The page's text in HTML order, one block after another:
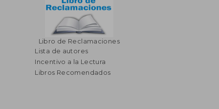
Libro de Reclamaciones
Lista de autores
Incentivo a la Lectura
Libros Recomendados